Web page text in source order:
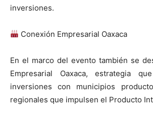
inversiones.
Conexión Empresarial Oaxaca
En el marco del evento también se
Empresarial Oaxaca, estrategia
inversiones con municipios
regionales que impulsen el Producto